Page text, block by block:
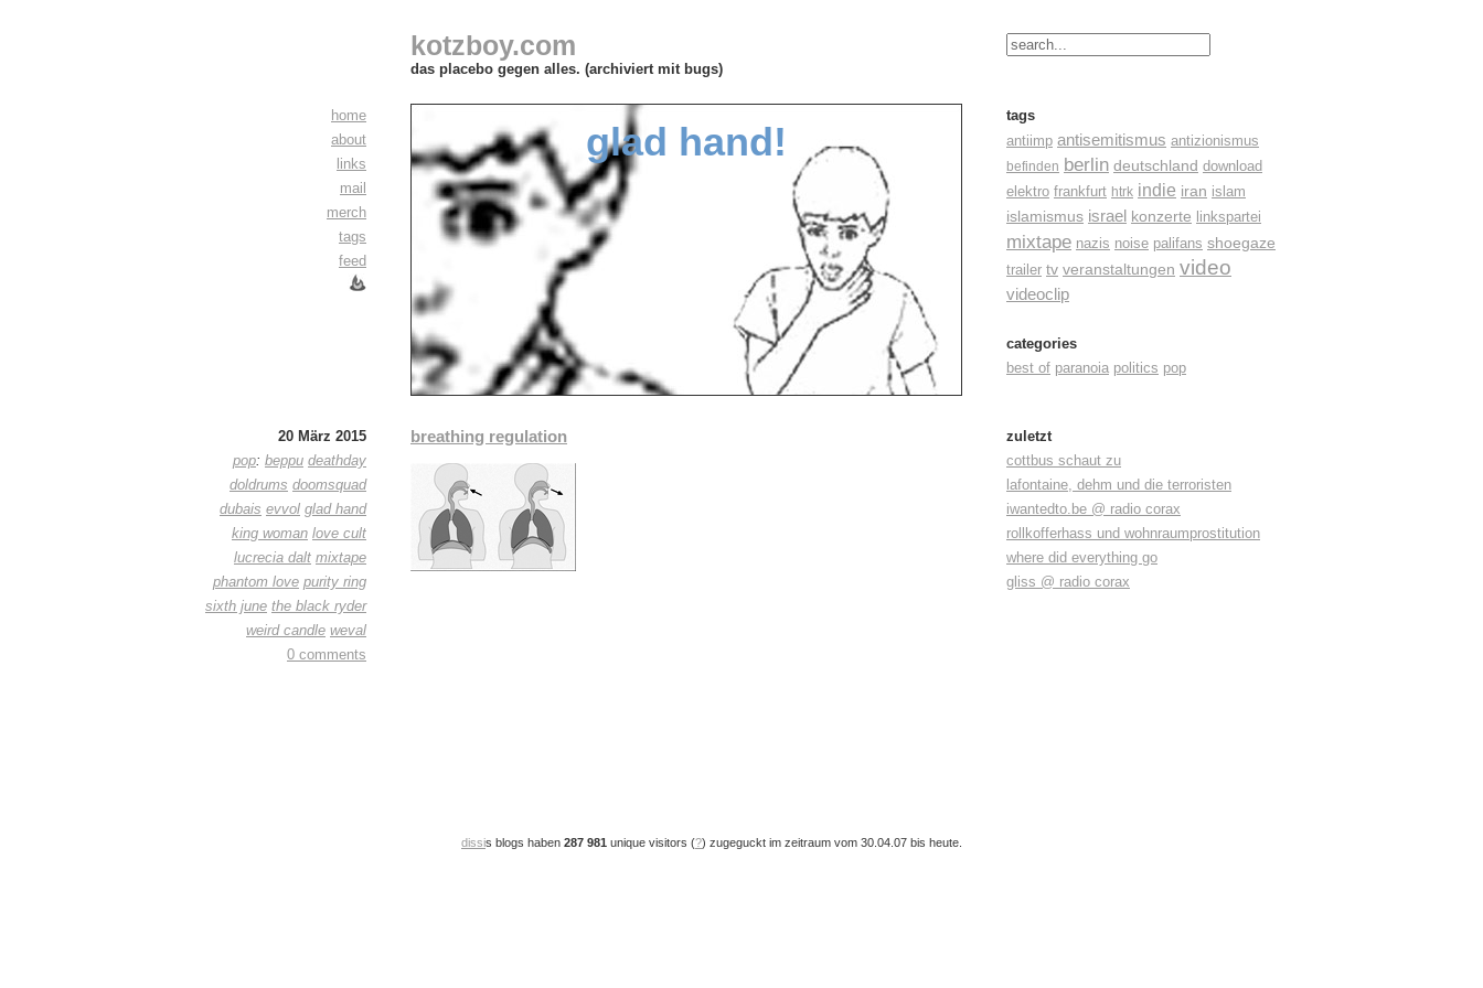
kotzboy.com
das placebo gegen alles. (archiviert mit bugs)
home
about
links
mail
merch
tags
feed
glad hand!
tags
antiimp antisemitismus antizionismus
befinden berlin deutschland download
elektro frankfurt htrk indie iran islam
islamismus israel konzerte linkspartei
mixtape nazis noise palifans shoegaze
trailer tv veranstaltungen video
videoclip
categories
best of paranoia politics pop
20 März 2015
pop: beppu deathday
doldrums doomsquad
dubais evvol glad hand
king woman love cult
lucrecia dalt mixtape
phantom love purity ring
sixth june the black ryder
weird candle weval
0 comments
breathing regulation
zuletzt
cottbus schaut zu
lafontaine, dehm und die terroristen
iwantedto.be @ radio corax
rollkofferhass und wohnraumprostitution
where did everything go
gliss @ radio corax
dissis blogs haben 287 981 unique visitors (?) zugeguckt im zeitraum vom 30.04.07 bis heute.